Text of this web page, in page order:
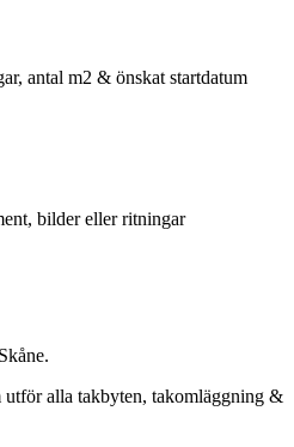
antal m2 & önskat startdatum
bilder eller ritningar
utför alla takbyten, takomläggning &